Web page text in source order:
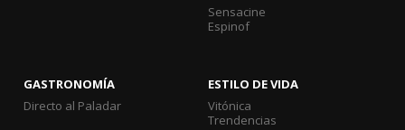
Sensacine
Espinof
GASTRONOMÍA
Directo al Paladar
ESTILO DE VIDA
Vitónica
Trendencias